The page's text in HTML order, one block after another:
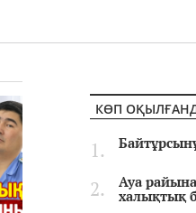
КӨП
Ауа
халықтық